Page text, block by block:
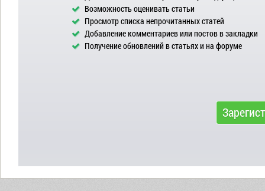
Возможность оценивать статьи
Просмотр списка непрочитанных статей
Добавление комментариев или постов в закладки
Получение обновлений в статьях и на форуме